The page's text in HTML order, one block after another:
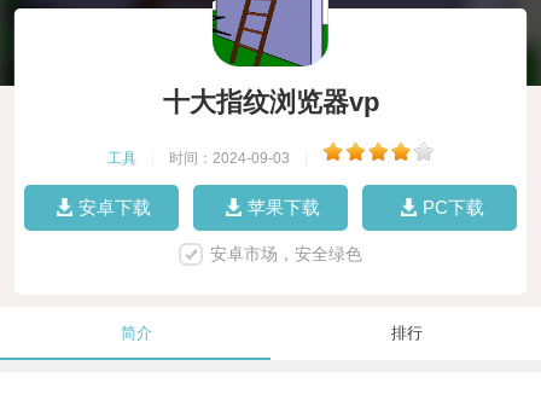
十大指纹浏览器vp
工具 时间：2024-09-03
安卓下载 苹果下载 PC下载
安卓市场，安全绿色
简介 排行